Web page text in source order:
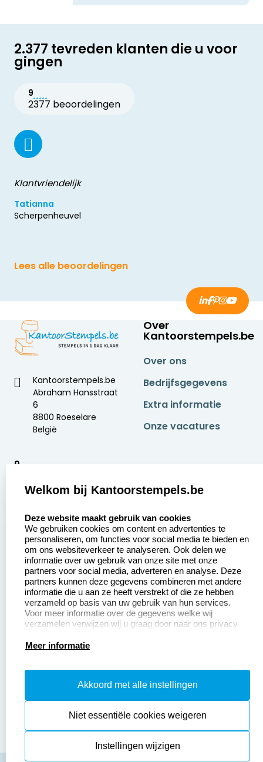
2.377 tevreden klanten die u voor
gingen
9
2377 beoordelingen
Klantvriendelijk
Tatianna
Scherpenheuvel
Lees alle beoordelingen
Kantoorstempels.be
Abraham Hansstraat
6
8800 Roeselare
België
9
Over
Kantoorstempels.be
Over ons
Bedrijfsgegevens
Extra informatie
Onze vacatures
Aanvraag op maat
Betaling &
Verzending
Wederverkoper
worden
Contact opnemen
Veel gestelde vragen
Retourneren
Herroepingsrecht
Productinformatie:
Instructiepagina
Aanleverspecificaties
Safety Sheets
Sitemap
Welkom bij Kantoorstempels.be
Deze website maakt gebruik van cookies
We gebruiken cookies om content en advertenties te
personaliseren, om functies voor social media te bieden en
om ons websiteverkeer te analyseren. Ook delen we
informatie over uw gebruik van onze site met onze
partners voor social media, adverteren en analyse. Deze
partners kunnen deze gegevens combineren met andere
informatie die u aan ze heeft verstrekt of die ze hebben
verzameld op basis van uw gebruik van hun services.
Voor meer informatie over de gegevens welke wij
verzamelen verwijzen wij u graag door naar ons privacy
Meer informatie
Akkoord met alle instellingen
Niet essentiële cookies weigeren
Instellingen wijzigen